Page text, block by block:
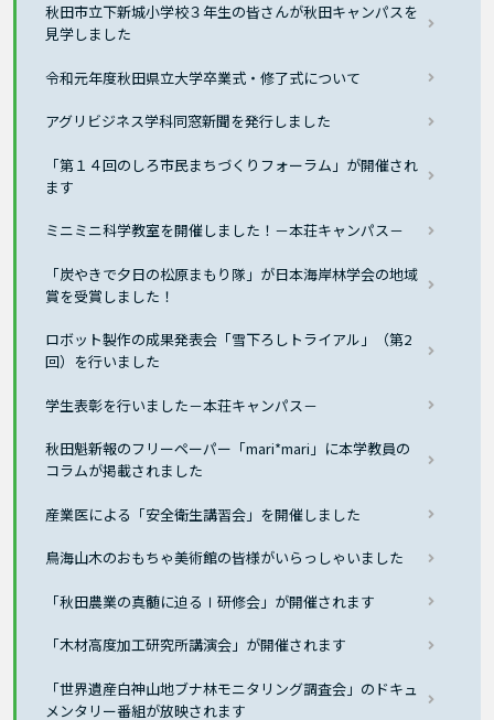
秋田市立下新城小学校３年生の皆さんが秋田キャンパスを
見学しました
令和元年度秋田県立大学卒業式・修了式について
アグリビジネス学科同窓新聞を発行しました
「第１４回のしろ市民まちづくりフォーラム」が開催され
ます
ミニミニ科学教室を開催しました！－本荘キャンパス－
「炭やきで夕日の松原まもり隊」が日本海岸林学会の地域
賞を受賞しました！
ロボット製作の成果発表会「雪下ろしトライアル」（第2
回）を行いました
学生表彰を行いました－本荘キャンパス－
秋田魁新報のフリーペーパー「mari*mari」に本学教員の
コラムが掲載されました
産業医による「安全衛生講習会」を開催しました
鳥海山木のおもちゃ美術館の皆様がいらっしゃいました
「秋田農業の真髄に迫るⅠ研修会」が開催されます
「木材高度加工研究所講演会」が開催されます
「世界遺産白神山地ブナ林モニタリング調査会」のドキュ
メンタリー番組が放映されます